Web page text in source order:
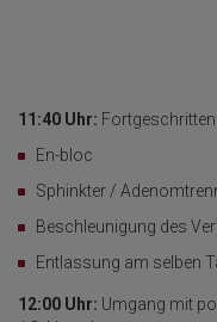
11:40 Uhr:
En-bloc
Sphinkter /
Beschleunigung des
Entlassung am selben
12:00 Uhr: Umgang mit